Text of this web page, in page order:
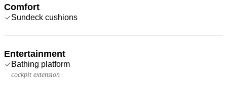
Comfort
Sundeck cushions
Entertainment
Bathing platform
cockpit extension